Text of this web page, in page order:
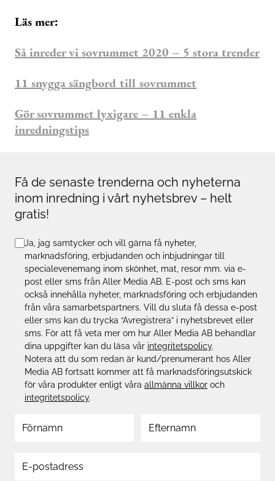
Läs mer:
Så inreder vi sovrummet 2020 – 5 stora trender
11 snygga sängbord till sovrummet
Gör sovrummet lyxigare – 11 enkla
inredningstips
Få de senaste trenderna och nyheterna
inom inredning i vårt nyhetsbrev – helt
gratis!
Ja, jag samtycker och vill gärna få nyheter,
marknadsföring, erbjudanden och inbjudningar till
specialevenemang inom skönhet, mat, resor mm. via e-
post eller sms från Aller Media AB. E-post och sms kan
också innehålla nyheter, marknadsföring och erbjudanden
från våra samarbetspartners. Vill du sluta få dessa e-post
eller sms kan du trycka “Avregistrera” i nyhetsbrevet eller
sms. För att få veta mer om hur Aller Media AB behandlar
dina uppgifter kan du läsa vår integritetspolicy.
Notera att du som redan är kund/prenumerant hos Aller
Media AB fortsatt kommer att få marknadsföringsutskick
för våra produkter enligt våra allmänna villkor och
integritetspolicy.